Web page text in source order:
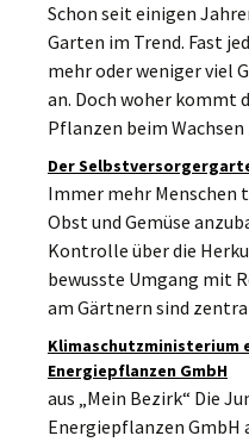
Schon seit einigen
Garten im Trend. Fast
mehr oder weniger viel
an. Doch woher kommt
Pflanzen beim
Der
Immer mehr Menschen
Obst und Gemüse
Kontrolle über die
bewusste Umgang mit
am Gärtnern sind
Klimaschutzministerium
Energiepflanzen GmbH
aus „Mein Bezirk“ Die
Energiepflanzen GmbH